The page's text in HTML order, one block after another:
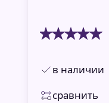
в наличии
сравнить